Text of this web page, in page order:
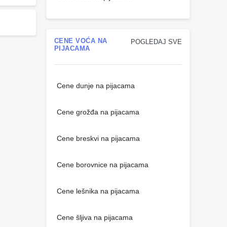
POGLEDAJ SVE
CENE VOĆA NA
PIJACAMA
Cene dunje na pijacama
Cene grožđa na pijacama
Cene breskvi na pijacama
Cene borovnice na pijacama
Cene lešnika na pijacama
Cene šljiva na pijacama